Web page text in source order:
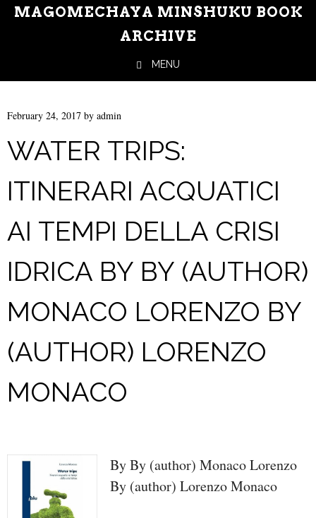
MAGOMECHAYA MINSHUKU BOOK
ARCHIVE
MENU
February 24, 2017 by admin
WATER TRIPS:
ITINERARI ACQUATICI
AI TEMPI DELLA CRISI
IDRICA BY BY (AUTHOR)
MONACO LORENZO BY
(AUTHOR) LORENZO
MONACO
By By (author) Monaco Lorenzo
By (author) Lorenzo Monaco